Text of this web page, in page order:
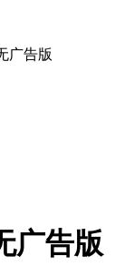
广告版
广告版